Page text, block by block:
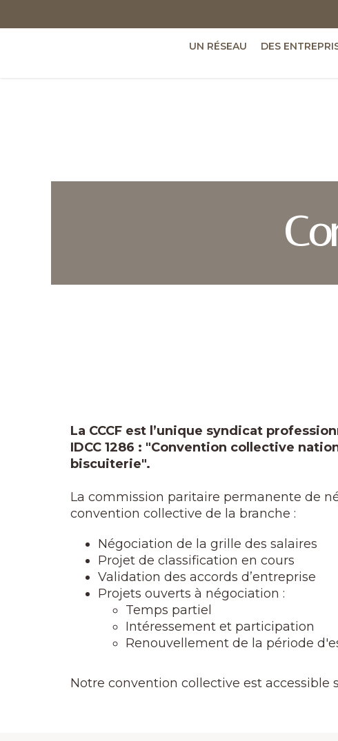
UN RÉSEAU DES
La CCCF est l’unique syndicat
IDCC 1286 : "Convention collective
biscuiterie".
La commission paritaire permanente de
convention collective de la branche :
Négociation de la grille des salaires
Projet de classification en cours
Validation des accords d’entreprise
Projets ouverts à négociation :
Temps partiel
Intéressement et participation
Renouvellement de la période
Notre convention collective est accessible